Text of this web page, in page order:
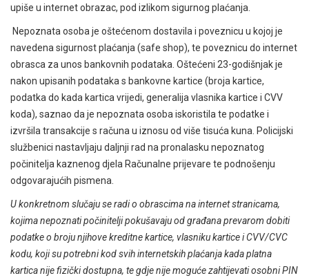
upiše u internet obrazac, pod izlikom sigurnog plaćanja.
Nepoznata osoba je oštećenom dostavila i poveznicu u kojoj je
navedena sigurnost plaćanja (safe shop), te poveznicu do internet
obrasca za unos bankovnih podataka. Oštećeni 23-godišnjak je
nakon upisanih podataka s bankovne kartice (broja kartice,
podatka do kada kartica vrijedi, generalija vlasnika kartice i CVV
koda), saznao da je nepoznata osoba iskoristila te podatke i
izvršila transakcije s računa u iznosu od više tisuća kuna. Policijski
službenici nastavljaju daljnji rad na pronalasku nepoznatog
počinitelja kaznenog djela Računalne prijevare te podnošenju
odgovarajućih pismena.
U konkretnom slučaju se radi o obrascima na internet stranicama,
kojima nepoznati počinitelji pokušavaju od građana prevarom dobiti
podatke o broju njihove kreditne kartice, vlasniku kartice i CVV/CVC
kodu, koji su potrebni kod svih internetskih plaćanja kada platna
kartica nije fizički dostupna, te gdje nije moguće zahtijevati osobni PIN